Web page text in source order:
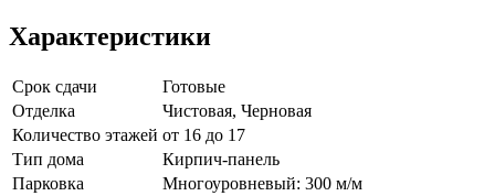
Характеристики
Срок сдачи
Готовые
Отделка
Чистовая, Черновая
Количество этажей от 16 до 17
Тип дома
Кирпич-панель
Парковка
Многоуровневый: 300 м/м